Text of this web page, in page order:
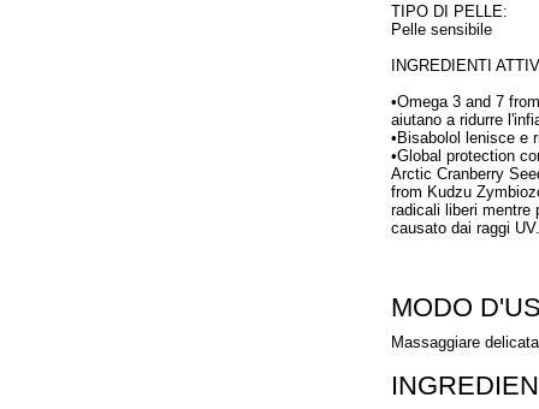
TIPO DI PELLE:
Pelle sensibile
INGREDIENTI
•Omega 3 and 7
aiutano a ridurre
•Bisabolol lenisce e
•Global protection
Arctic Cranberry
from Kudzu
radicali liberi mentre
causato dai raggi UV.
MODO
Massaggiare